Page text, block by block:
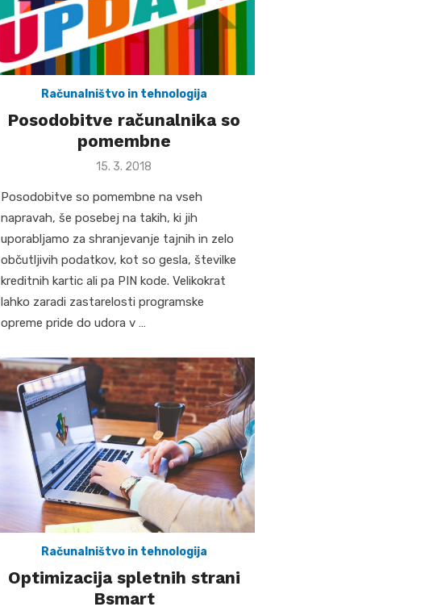
Računalništvo in tehnologija
Posodobitve računalnika so
pomembne
Posted
15. 3. 2018
Posodobitve so pomembne na vseh
napravah, še posebej na takih, ki jih
uporabljamo za shranjevanje tajnih in zelo
občutljivih podatkov, kot so gesla, številke
kreditnih kartic ali pa PIN kode. Velikokrat
lahko zaradi zastarelosti programske
opreme pride do udora v …
Računalništvo in tehnologija
Optimizacija spletnih strani
Bsmart